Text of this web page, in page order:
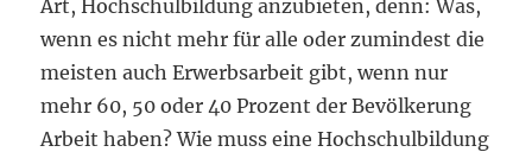
Art, Hochschulbildung anzubieten, denn: Was,
wenn es nicht mehr für alle oder zumindest die
meisten auch Erwerbsarbeit gibt, wenn nur
mehr 60, 50 oder 40 Prozent der Bevölkerung
Arbeit haben? Wie muss eine Hochschulbildung